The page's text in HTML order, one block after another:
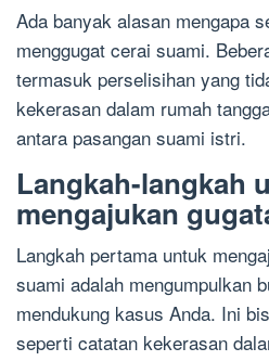
Ada banyak alasan mengapa
menggugat cerai suami.
termasuk perselisihan yang
kekerasan dalam rumah
antara pasangan suami istri.
Langkah-langkah
mengajukan
Langkah pertama untuk
suami adalah mengumpulkan
mendukung kasus Anda. Ini
seperti catatan kekerasan